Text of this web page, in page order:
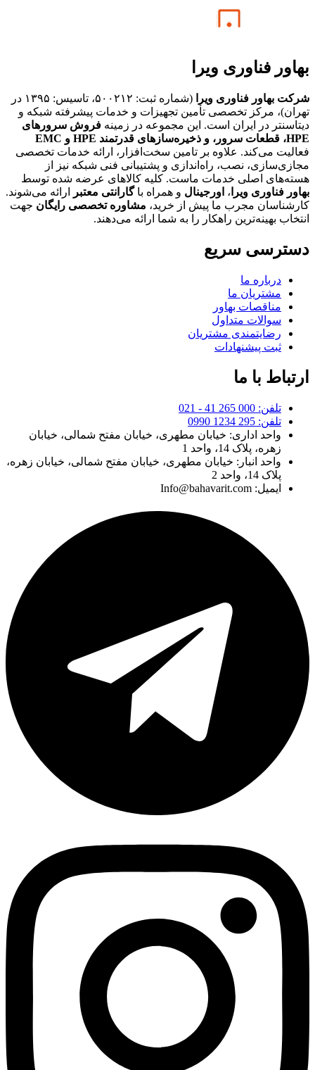
بهاور فناوری ویرا
شرکت بهاور فناوری ویرا
(شماره ثبت: ۵۰۰۲۱۲، تاسیس: ۱۳۹۵ در
تهران)، مرکز تخصصی تأمین تجهیزات و خدمات پیشرفته شبکه و
دیتاسنتر در ایران است. این مجموعه در زمینه فروش سرورهای
HPE، قطعات سرور، و ذخیره‌سازهای قدرتمند HPE و EMC
فعالیت می‌کند. علاوه بر تامین سخت‌افزار، ارائه خدمات تخصصی
مجازی‌سازی، نصب، راه‌اندازی و پشتیبانی فنی شبکه نیز از
هسته‌های اصلی خدمات ماست. کلیه کالاهای عرضه شده توسط
بهاور فناوری ویرا ، اورجینال و همراه باگارانتی معتبر
ارائه می‌شوند.
کارشناسان مجرب ما پیش از خرید، مشاوره تخصصی رایگان جهت
انتخاب بهینه‌ترین راهکار را به شما ارائه می‌دهند.
دسترسی سریع
درباره ما
مشتریان ما
مناقصات بهاور
سوالات متداول
رضایتمندی مشتریان
ثبت پیشنهادات
ارتباط با ما
تلفن: 000 265 41 - 021
تلفن: 295 1234 0990
واحد اداری: خیابان مطهری، خیابان مفتح شمالی، خیابان
زهره، پلاک 14، واحد 1
واحد انبار: خیابان مطهری، خیابان مفتح شمالی، خیابان زهره،
پلاک 14، واحد 2
ایمیل: Info@bahavarit.com